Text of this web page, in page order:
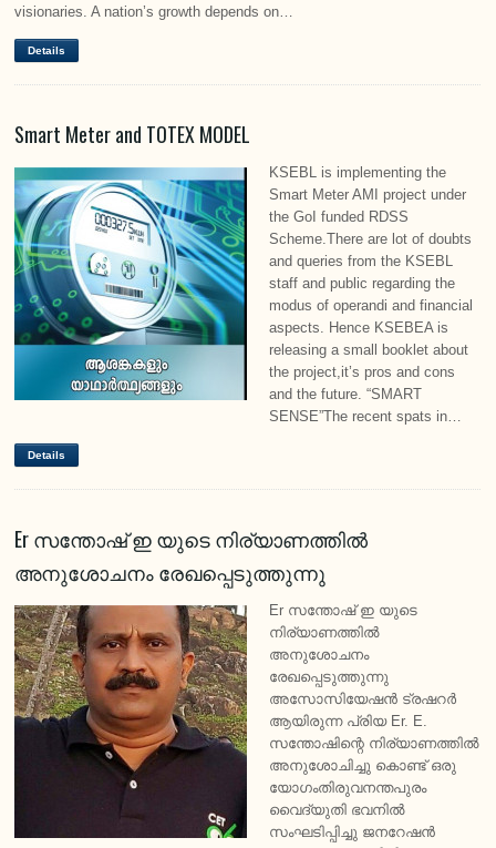
visionaries. A nation’s growth depends on…
Details
Smart Meter and TOTEX MODEL
KSEBL is implementing the
Smart Meter AMI project under
the GoI funded RDSS
Scheme.There are lot of doubts
and queries from the KSEBL
staff and public regarding the
modus of operandi and financial
aspects. Hence KSEBEA is
releasing a small booklet about
the project,it’s pros and cons
and the future. “SMART
SENSE”The recent spats in…
Details
Er സന്തോഷ് ഇ യുടെ നിര്യാണത്തിൽ
അനുശോചനം രേഖപ്പെടുത്തുന്നു
Er സന്തോഷ് ഇ യുടെ
നിര്യാണത്തിൽ
അനുശോചനം
രേഖപ്പെടുത്തുന്നു
അസോസിയേഷൻ ട്രഷറർ
ആയിരുന്ന പ്രിയ Er. E.
സന്തോഷിന്റെ നിര്യാണത്തിൽ
അനുശോചിച്ചു കൊണ്ട് ഒരു
യോഗംതിരുവനന്തപുരം
വൈദ്യുതി ഭവനിൽ
സംഘടിപ്പിച്ചു ജനറേഷൻ